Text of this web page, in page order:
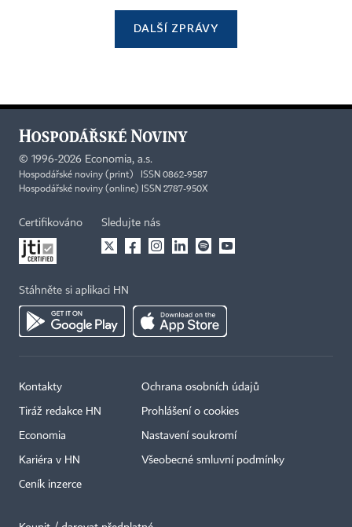
DALŠÍ ZPRÁVY
© 1996-2026 Economia, a.s.
Hospodářské noviny (print) ISSN 0862-9587
Hospodářské noviny (online) ISSN 2787-950X
Certifikováno Sledujte nás
Stáhněte si aplikaci HN
Kontakty
Tiráž redakce HN
Economia
Kariéra v HN
Ceník inzerce
Ochrana osobních údajů
Prohlášení o cookies
Nastavení soukromí
Všeobecné smluvní podmínky